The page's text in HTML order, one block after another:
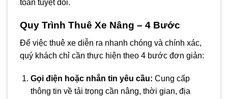
toàn tuyệt đối.
Quy Trình Thuê Xe Nâng – 4 Bước
Để việc thuê xe diễn ra nhanh chóng và chính xác,
quý khách chỉ cần thực hiện theo 4 bước đơn giản:
Gọi điện hoặc nhắn tin yêu cầu: Cung cấp
thông tin về tải trọng cần nâng, thời gian, địa